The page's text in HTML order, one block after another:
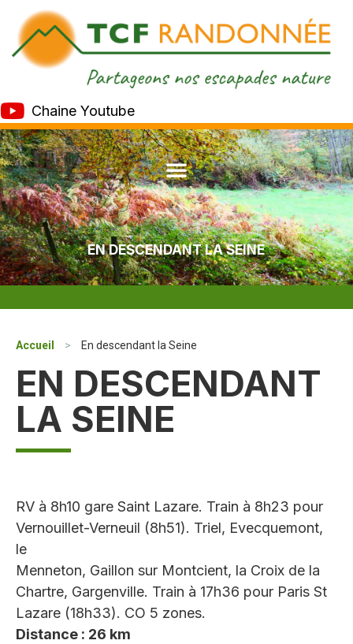
Chaine Youtube
EN DESCENDANT LA SEINE
Accueil > En descendant la Seine
EN DESCENDANT
LA SEINE
RV à 8h10 gare Saint Lazare. Train à 8h23 pour
Vernouillet-Verneuil (8h51). Triel, Evecquemont,
le
Menneton, Gaillon sur Montcient, la Croix de la
Chartre, Gargenville. Train à 17h36 pour Paris St
Lazare (18h33). CO 5 zones.
Distance : 26 km